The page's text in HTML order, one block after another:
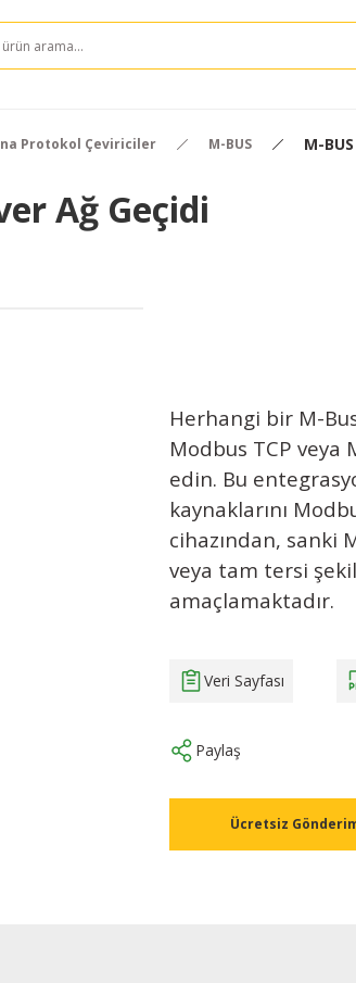
Protokol Çeviriciler M-BUS M-
Ağ Geçidi
Herhangi bir M-
Modbus TCP veya
edin. Bu
kaynaklarını
cihazından, sanki
veya tam tersi
amaçlamaktadır.
Veri Sayfası
Paylaş
Ücretsiz